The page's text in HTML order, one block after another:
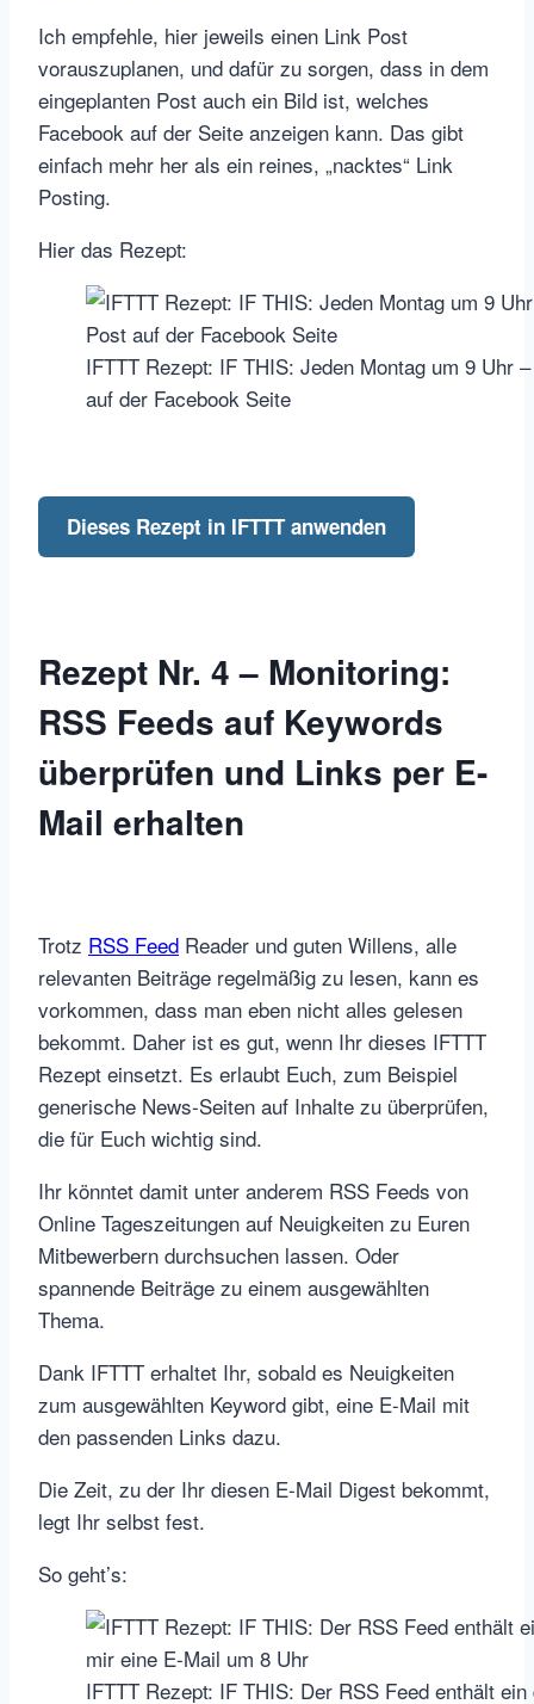
Ich empfehle, hier jeweils einen Link Post
vorauszuplanen, und dafür zu sorgen, dass in dem
eingeplanten Post auch ein Bild ist, welches
Facebook auf der Seite anzeigen kann. Das gibt
einfach mehr her als ein reines, „nacktes“ Link
Posting.
Hier das Rezept:
IFTTT Rezept: IF THIS: Jeden Montag um 9 Uhr
auf der Facebook Seite
Dieses Rezept in IFTTT anwenden
Rezept Nr. 4 – Monitoring:
RSS Feeds auf Keywords
überprüfen und Links per E-
Mail erhalten
Trotz RSS Feed Reader und guten Willens, alle
relevanten Beiträge regelmäßig zu lesen, kann es
vorkommen, dass man eben nicht alles gelesen
bekommt. Daher ist es gut, wenn Ihr dieses IFTTT
Rezept einsetzt. Es erlaubt Euch, zum Beispiel
generische News-Seiten auf Inhalte zu überprüfen,
die für Euch wichtig sind.
Ihr könntet damit unter anderem RSS Feeds von
Online Tageszeitungen auf Neuigkeiten zu Euren
Mitbewerbern durchsuchen lassen. Oder
spannende Beiträge zu einem ausgewählten
Thema.
Dank IFTTT erhaltet Ihr, sobald es Neuigkeiten
zum ausgewählten Keyword gibt, eine E-Mail mit
den passenden Links dazu.
Die Zeit, zu der Ihr diesen E-Mail Digest bekommt,
legt Ihr selbst fest.
So geht’s:
IFTTT Rezept: IF THIS: Der RSS Feed enthält